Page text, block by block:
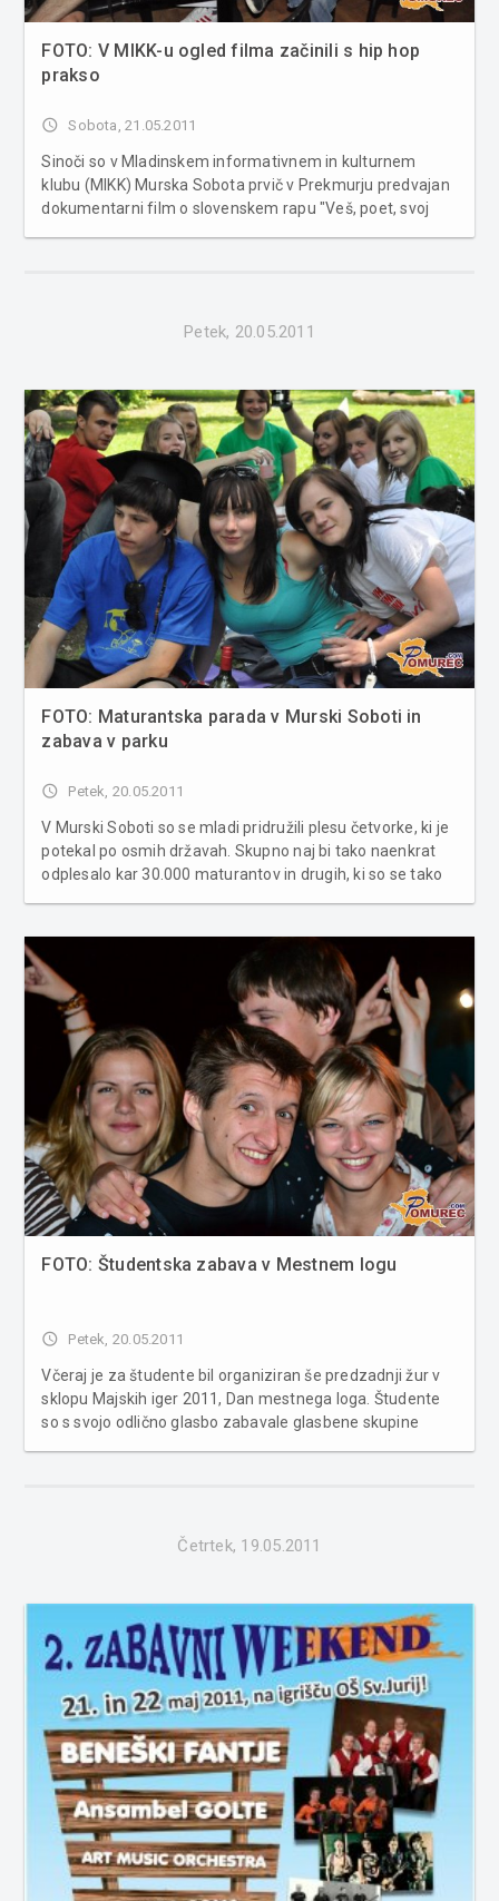
FOTO: V MIKK-u ogled filma začinili s hip hop
prakso
access_time Sobota, 21.05.2011
Sinoči so v Mladinskem informativnem in kulturnem
klubu (MIKK) Murska Sobota prvič v Prekmurju predvajan
dokumentarni film o slovenskem rapu "Veš, poet, svoj
Petek, 20.05.2011
FOTO: Maturantska parada v Murski Soboti in
zabava v parku
access_time Petek, 20.05.2011
V Murski Soboti so se mladi pridružili plesu četvorke, ki je
potekal po osmih državah. Skupno naj bi tako naenkrat
odplesalo kar 30.000 maturantov in drugih, ki so se tako
FOTO: Študentska zabava v Mestnem logu
access_time Petek, 20.05.2011
Včeraj je za študente bil organiziran še predzadnji žur v
sklopu Majskih iger 2011, Dan mestnega loga. Študente
so s svojo odlično glasbo zabavale glasbene skupine
Četrtek, 19.05.2011